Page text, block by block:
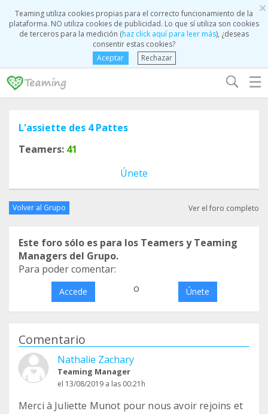
×
Teaming utiliza cookies propias para el correcto funcionamiento de la
plataforma. NO utiliza cookies de publicidad. Lo que sí utiliza son cookies
de terceros para la medición (haz click aquí para leer más), ¿deseas
consentir estas cookies?
Aceptar
Rechazar
☰
L'assiette des 4 Pattes
Teamers: 41
Únete
Volver al Grupo Ver el foro completo
Este foro sólo es para los Teamers y Teaming
Managers del Grupo.
Para poder comentar:
Accede o Únete
Comentario
Nathalie Zachary
Teaming Manager
el 13/08/2019 a las 00:21h
Merci à Juliette Munot pour nous avoir rejoins et